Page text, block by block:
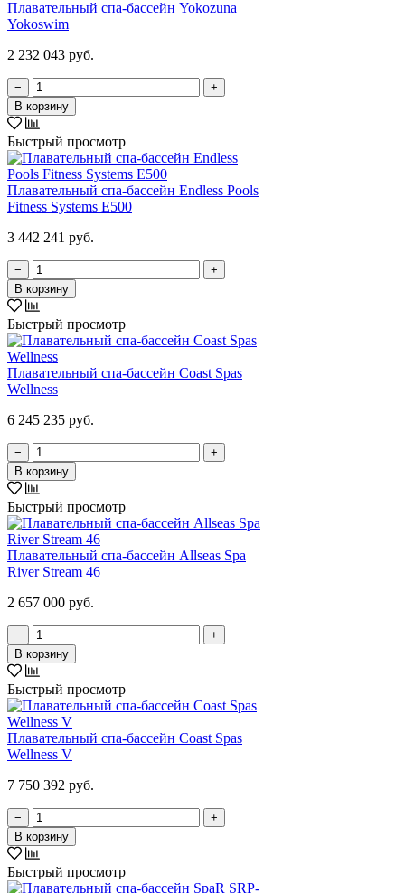
Плавательный спа-бассейн Yokozuna
Yokoswim
2 232 043 руб.
−
+
В корзину
Быстрый просмотр
Плавательный спа-бассейн Endless Pools
Fitness Systems E500
3 442 241 руб.
−
+
В корзину
Быстрый просмотр
Плавательный спа-бассейн Coast Spas
Wellness
6 245 235 руб.
−
+
В корзину
Быстрый просмотр
Плавательный спа-бассейн Allseas Spa
River Stream 46
2 657 000 руб.
−
+
В корзину
Быстрый просмотр
Плавательный спа-бассейн Coast Spas
Wellness V
7 750 392 руб.
−
+
В корзину
Быстрый просмотр